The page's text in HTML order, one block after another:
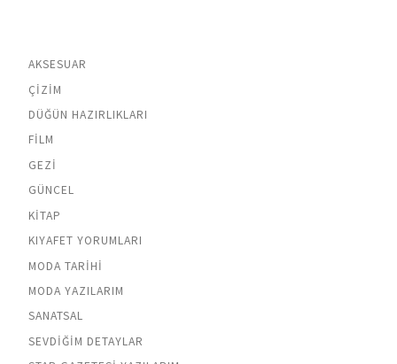
AKSESUAR
ÇIZIM
DÜĞÜN HAZIRLIKLARI
FILM
GEZI
GÜNCEL
KITAP
KIYAFET YORUMLARI
MODA TARIHI
MODA YAZILARIM
SANATSAL
SEVDIĞIM DETAYLAR